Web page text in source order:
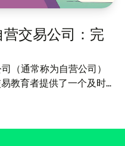
交易公司：完
（通常称为自营公司）
教育者提供了一个及时的
对技术驱动的资金模